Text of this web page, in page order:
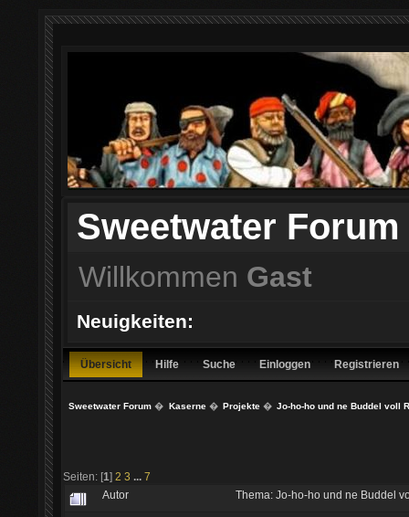
Sweetwater Forum
Willkommen Gast
Neuigkeiten:
Übersicht Hilfe Suche Einloggen Registrieren
Sweetwater Forum � Kaserne� Projekte� Jo-ho-ho und ne Buddel voll
Seiten: [1] 2 3 ... 7
Autor Thema: Jo-ho-ho und ne Buddel